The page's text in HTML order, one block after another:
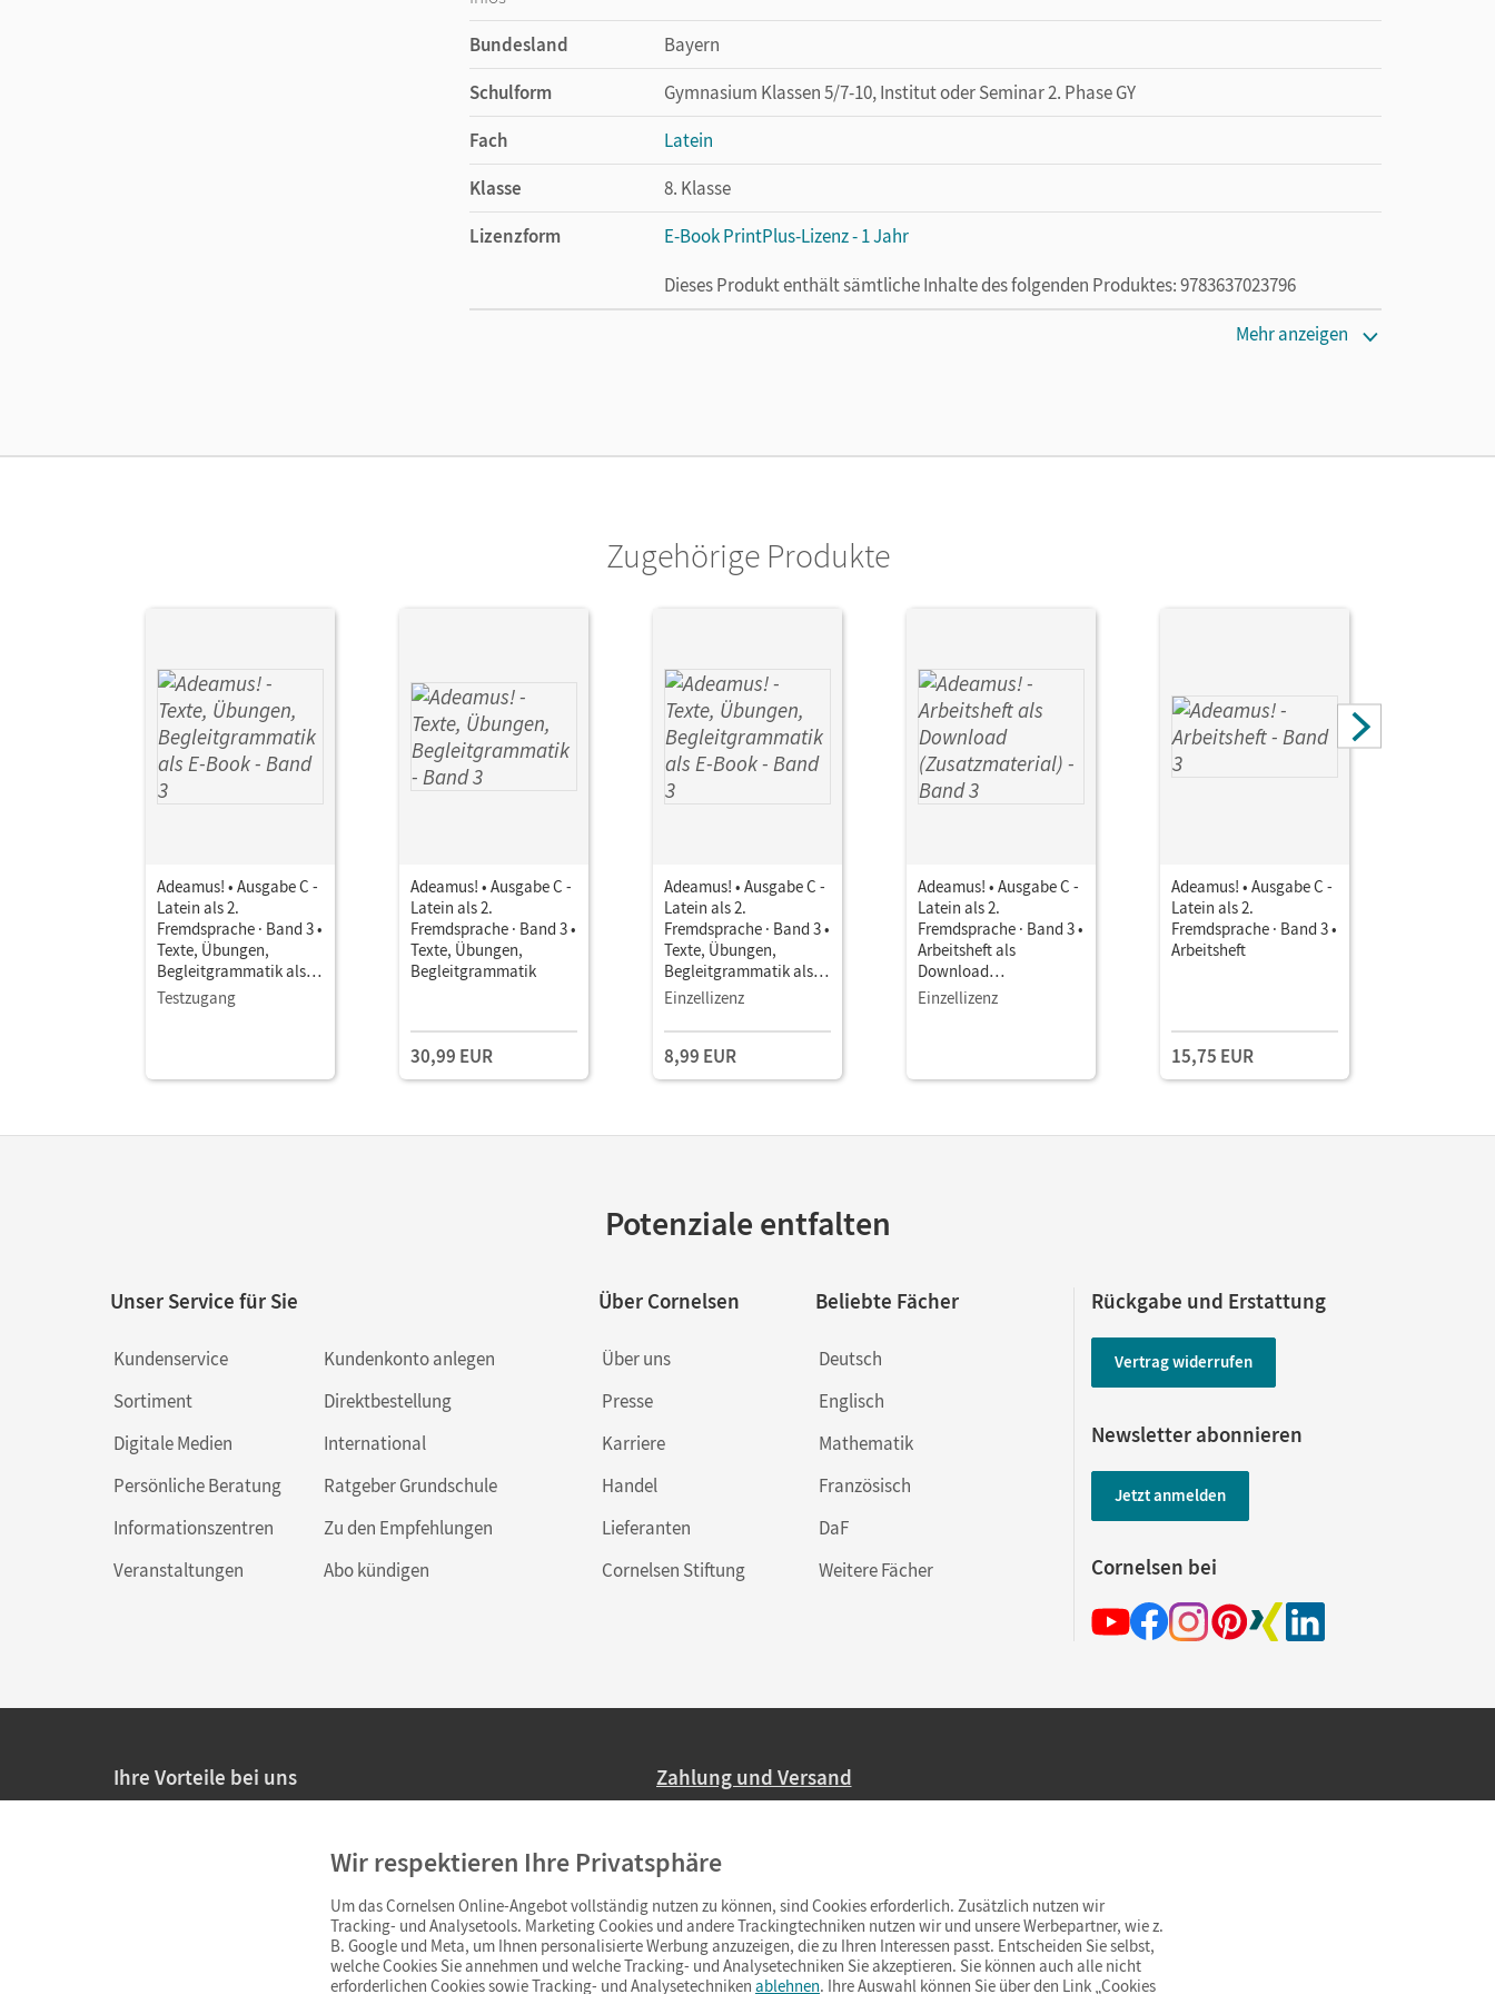
Bundesland
Bayern
Schulform
Gymnasium Klassen 5/7-10, Institut oder Seminar 2. Phase GY
Fach
Latein
Klasse
8. Klasse
Lizenzform
E-Book PrintPlus-Lizenz - 1 Jahr
Dieses Produkt enthält sämtliche Inhalte des folgenden Produktes: 9783637023796
Verlag
Oldenbourg Schulbuchverlag
Segerer, Udo; Holzhausen, Jens; Safferling, Cordula; Schauer, Markus; Büttner, Lena;
Schölzel, Melanie; Stierstorfer, Michael; Weber, Sabrina; Rollwagen, Uwe; Hereth, Veronika;
Mehr anzeigen
Zugehörige Produkte
Adeamus! • Ausgabe C -
Latein als 2.
Fremdsprache · Band 3 •
Texte, Übungen,
Begleitgrammatik als E-
Book
Testzugang
Adeamus! • Ausgabe C -
Latein als 2.
Fremdsprache · Band 3 •
Texte, Übungen,
Begleitgrammatik
30,99 EUR
Adeamus! • Ausgabe C -
Latein als 2.
Fremdsprache · Band 3 •
Texte, Übungen,
Begleitgrammatik als E-
Book
Einzellizenz
8,99 EUR
Adeamus! • Ausgabe C -
Latein als 2.
Fremdsprache · Band 3 •
Arbeitsheft als
Download
(Zusatzmaterial)
Einzellizenz
Adeamus! • Ausgabe C -
Latein als 2.
Fremdsprache · Band 3 •
Arbeitsheft
15,75 EUR
Potenziale entfalten
Unser Service für Sie
Kundenservice
Sortiment
Digitale Medien
Persönliche Beratung
Informationszentren
Veranstaltungen
Kundenkonto anlegen
Direktbestellung
International
Ratgeber Grundschule
Zu den Empfehlungen
Abo kündigen
Über Cornelsen
Über uns
Presse
Karriere
Handel
Lieferanten
Cornelsen Stiftung
Beliebte Fächer
Deutsch
Englisch
Mathematik
Französisch
DaF
Weitere Fächer
Rückgabe und Erstattung
Vertrag widerrufen
Newsletter abonnieren
Jetzt anmelden
Cornelsen bei
Ihre Vorteile bei uns
Persönliche Angebote für Lehrkräfte
Sicheres Einkaufen mit SSL-Verschlüsselung
Widerrufsfristvon 4 Wochen
Zahlung und Versand
Ab 59,– EUR Bestellwert liefern wir versandkostenfrei innerhalb Deutschlands
(Lieferung in 3–6 Tagen).
Wir respektieren Ihre Privatsphäre
Um das Cornelsen Online-Angebot vollständig nutzen zu können, sind Cookies erforderlich. Zusätzlich nutzen wir
Tracking- und Analysetools. Marketing Cookies und andere Trackingtechniken nutzen wir und unsere Werbepartner, wie z.
B. Google und Meta, um Ihnen personalisierte Werbung anzuzeigen, die zu Ihren Interessen passt. Entscheiden Sie selbst,
welche Cookies Sie annehmen und welche Tracking- und Analysetechniken Sie akzeptieren. Sie können auch alle nicht
erforderlichen Cookies sowie Tracking- und Analysetechniken ablehnen. Ihre Auswahl können Sie über den Link „Cookies